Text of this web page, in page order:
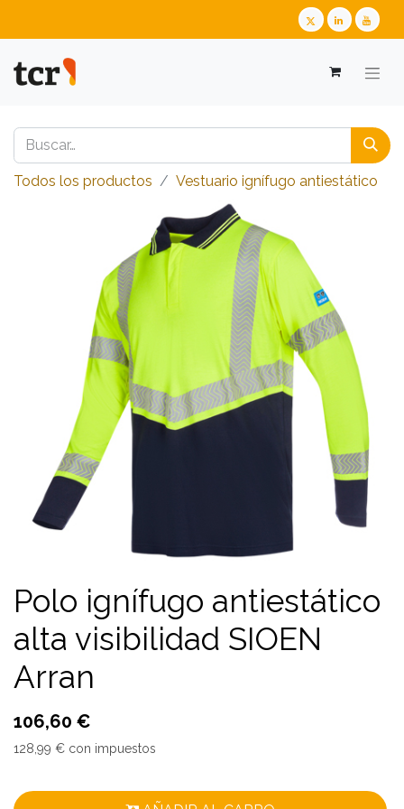
Todos los productos ​​​​​​​​​​​​​​Vestuario ignífugo antiestático
Polo ignífugo antiestático
alta visibilidad SIOEN
Arran
106,60 €
128,99 € con impuestos